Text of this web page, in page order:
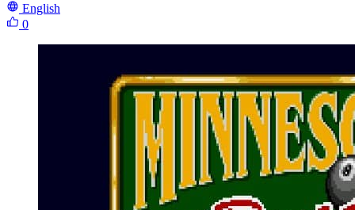
English
0